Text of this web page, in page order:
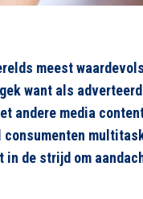
meest
want als
andere media
de strijd om